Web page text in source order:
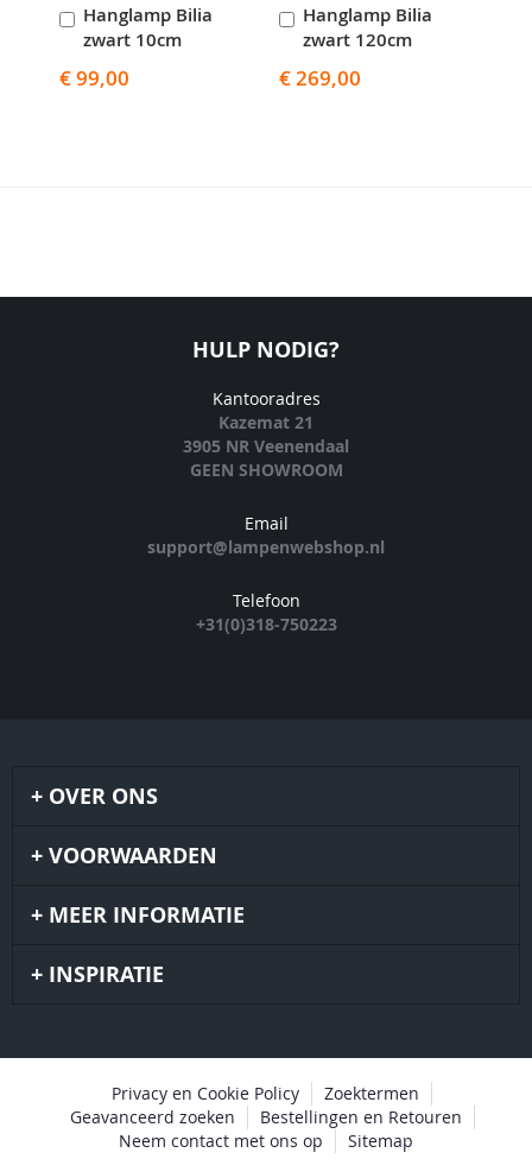
Hanglamp Bilia
zwart 10cm
€ 99,00
In
Winkelwagen
Hanglamp Bilia
zwart 120cm
€ 269,00
In
Winkelwagen
HULP NODIG?
Kantooradres
Kazemat 21
3905 NR Veenendaal
GEEN SHOWROOM
Email
support@lampenwebshop.nl
Telefoon
+31(0)318-750223
OVER ONS
VOORWAARDEN
MEER INFORMATIE
INSPIRATIE
Privacy en Cookie Policy
Zoektermen
Geavanceerd zoeken
Bestellingen en Retouren
Neem contact met ons op
Sitemap